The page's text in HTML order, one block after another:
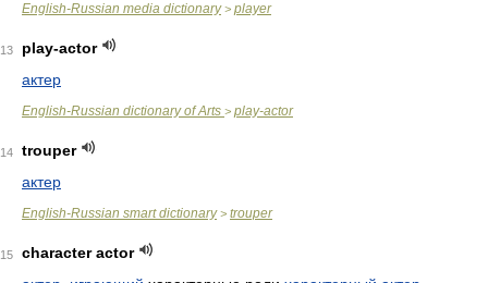
English-Russian media dictionary> player
13
play-actor
актер
English-Russian dictionary of Arts > play-actor
14
trouper
актер
English-Russian smart dictionary> trouper
15
character actor